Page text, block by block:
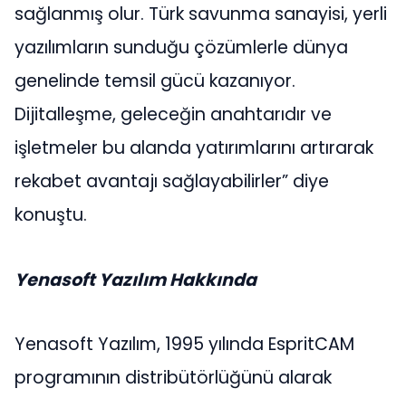
sağlanmış olur. Türk savunma sanayisi, yerli
yazılımların sunduğu çözümlerle dünya
genelinde temsil gücü kazanıyor.
Dijitalleşme, geleceğin anahtarıdır ve
işletmeler bu alanda yatırımlarını artırarak
rekabet avantajı sağlayabilirler” diye
konuştu.
Yenasoft Yazılım Hakkında
Yenasoft Yazılım, 1995 yılında EspritCAM
programının distribütörlüğünü alarak